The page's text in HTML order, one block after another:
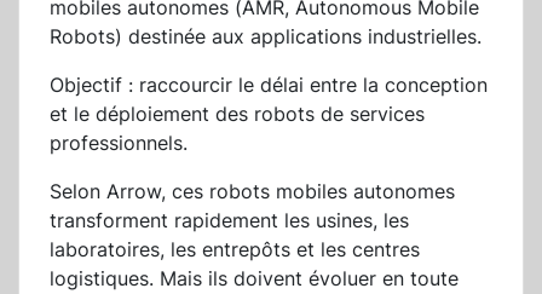
mobiles autonomes (AMR, Autonomous Mobile
Robots) destinée aux applications industrielles.
Objectif : raccourcir le délai entre la conception
et le déploiement des robots de services
professionnels.
Selon Arrow, ces robots mobiles autonomes
transforment rapidement les usines, les
laboratoires, les entrepôts et les centres
logistiques. Mais ils doivent évoluer en toute